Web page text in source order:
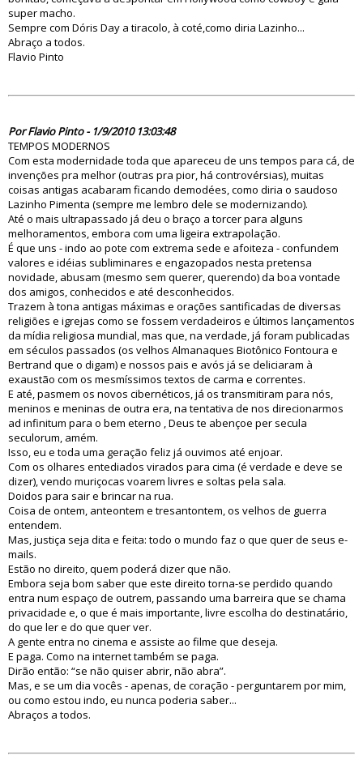
super macho.
Sempre com Dóris Day a tiracolo, à coté,como diria Lazinho...
Abraço a todos.
Flavio Pinto
Por Flavio Pinto - 1/9/2010 13:03:48
TEMPOS MODERNOS
Com esta modernidade toda que apareceu de uns tempos para cá, de
invenções pra melhor (outras pra pior, há controvérsias), muitas
coisas antigas acabaram ficando demodées, como diria o saudoso
Lazinho Pimenta (sempre me lembro dele se modernizando).
Até o mais ultrapassado já deu o braço a torcer para alguns
melhoramentos, embora com uma ligeira extrapolação.
É que uns - indo ao pote com extrema sede e afoiteza - confundem
valores e idéias subliminares e engazopados nesta pretensa
novidade, abusam (mesmo sem querer, querendo) da boa vontade
dos amigos, conhecidos e até desconhecidos.
Trazem à tona antigas máximas e orações santificadas de diversas
religiões e igrejas como se fossem verdadeiros e últimos lançamentos
da mídia religiosa mundial, mas que, na verdade, já foram publicadas
em séculos passados (os velhos Almanaques Biotônico Fontoura e
Bertrand que o digam) e nossos pais e avós já se deliciaram à
exaustão com os mesmíssimos textos de carma e correntes.
E até, pasmem os novos cibernéticos, já os transmitiram para nós,
meninos e meninas de outra era, na tentativa de nos direcionarmos
ad infinitum para o bem eterno , Deus te abençoe per secula
seculorum, amém.
Isso, eu e toda uma geração feliz já ouvimos até enjoar.
Com os olhares entediados virados para cima (é verdade e deve se
dizer), vendo muriçocas voarem livres e soltas pela sala.
Doidos para sair e brincar na rua.
Coisa de ontem, anteontem e tresantontem, os velhos de guerra
entendem.
Mas, justiça seja dita e feita: todo o mundo faz o que quer de seus e-
mails.
Estão no direito, quem poderá dizer que não.
Embora seja bom saber que este direito torna-se perdido quando
entra num espaço de outrem, passando uma barreira que se chama
privacidade e, o que é mais importante, livre escolha do destinatário,
do que ler e do que quer ver.
A gente entra no cinema e assiste ao filme que deseja.
E paga. Como na internet também se paga.
Dirão então: “se não quiser abrir, não abra”.
Mas, e se um dia vocês - apenas, de coração - perguntarem por mim,
ou como estou indo, eu nunca poderia saber...
Abraços a todos.